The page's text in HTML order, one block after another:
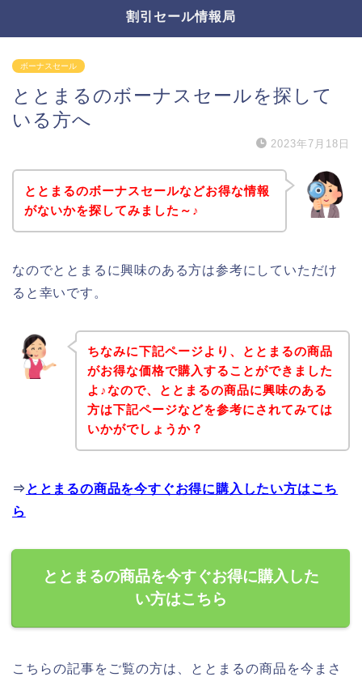
割引セール情報局
ボーナスセール
ととまるのボーナスセールを探して
いる方へ
2023年7月18日
ととまるのボーナスセールなどお得な情報
がないかを探してみました～♪
なのでととまるに興味のある方は参考にしていただけ
ると幸いです。
ちなみに下記ページより、ととまるの商品
がお得な価格で購入することができました
よ♪なので、ととまるの商品に興味のある
方は下記ページなどを参考にされてみては
いかがでしょうか？
⇒ ととまるの商品を今すぐお得に購入したい方はこち
ら
ととまるの商品を今すぐお得に購入した
い方はこちら
こちらの記事をご覧の方は、ととまるの商品を今まさ